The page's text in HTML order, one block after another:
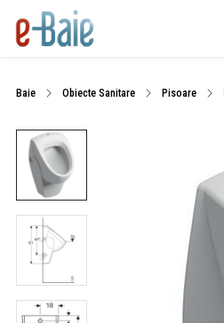
Baie Obiecte Sanitare Pisoare